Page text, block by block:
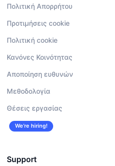
Πολιτική Απορρήτου
Προτιμήσεις cookie
Πολιτική cookie
Κανόνες Κοινότητας
Αποποίηση ευθυνών
Μεθοδολογία
Θέσεις εργασίας
We’re hiring!
Support